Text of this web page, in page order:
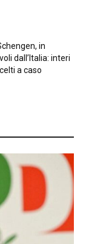
in
dall’Italia: interi
a caso